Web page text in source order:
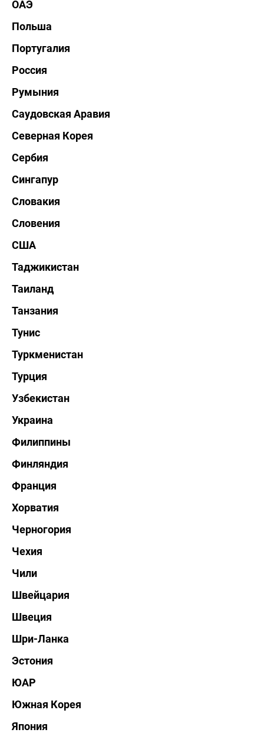
ОАЭ
Польша
Португалия
Россия
Румыния
Саудовская Аравия
Северная Корея
Сербия
Сингапур
Словакия
Словения
США
Таджикистан
Таиланд
Танзания
Тунис
Туркменистан
Турция
Узбекистан
Украина
Филиппины
Финляндия
Франция
Хорватия
Черногория
Чехия
Чили
Швейцария
Швеция
Шри-Ланка
Эстония
ЮАР
Южная Корея
Япония